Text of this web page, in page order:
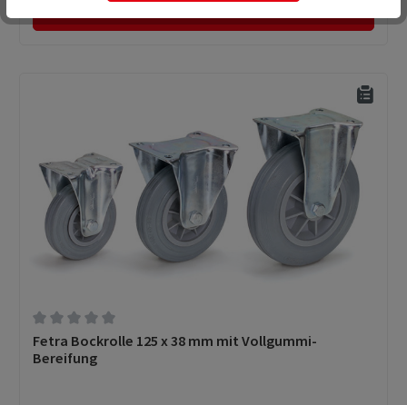
Durchschnittliche Bewertung von 0 von 5 Sternen
Fetra Bockrolle 125 x 38 mm mit Vollgummi-
Bereifung